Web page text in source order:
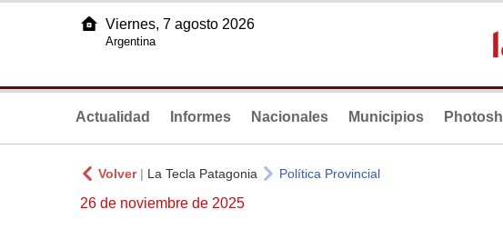
Viernes, 7 agosto 2026
Argentina
Actualidad Informes Nacionales Municipios
Volver| La Tecla Patagonia Política Provincial
26 de noviembre de 2025